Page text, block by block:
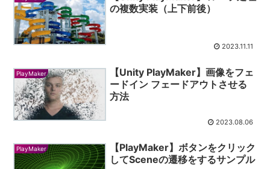
の複数実装（上下前後）
2023.11.11
PlayMaker
【Unity PlayMaker】画像をフェ
ードイン フェードアウトさせる
方法
2023.08.06
PlayMaker
【PlayMaker】ボタンをクリック
してSceneの遷移をするサンプル